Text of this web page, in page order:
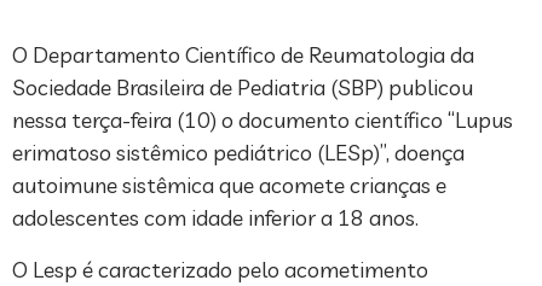
O Departamento Científico de Reumatologia da
Sociedade Brasileira de Pediatria (SBP) publicou
nessa terça-feira (10) o documento científico “Lupus
erimatoso sistêmico pediátrico (LESp)”, doença
autoimune sistêmica que acomete crianças e
adolescentes com idade inferior a 18 anos.
O Lesp é caracterizado pelo acometimento